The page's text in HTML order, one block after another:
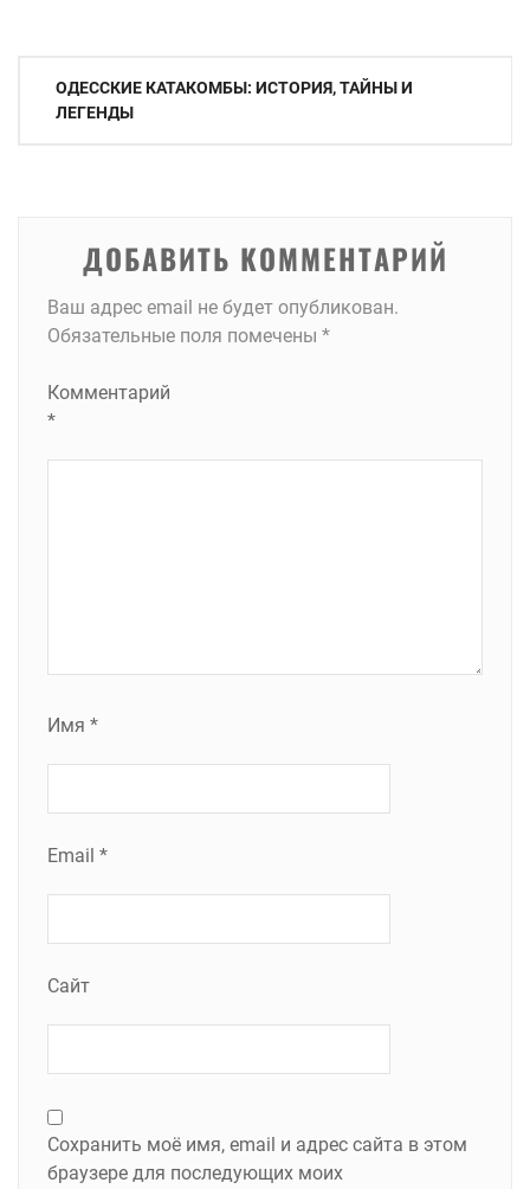
Навигация
ОДЕССКИЕ КАТАКОМБЫ: ИСТОРИЯ, ТАЙНЫ И
ЛЕГЕНДЫ
ДОБАВИТЬ КОММЕНТАРИЙ
Ваш адрес email не будет опубликован.
Обязательные поля помечены *
Комментарий
*
Имя *
Email *
Сайт
Сохранить моё имя, email и адрес сайта в этом
браузере для последующих моих